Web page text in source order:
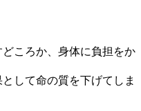
ころか、身体に負担をか
して命の質を下げてしま